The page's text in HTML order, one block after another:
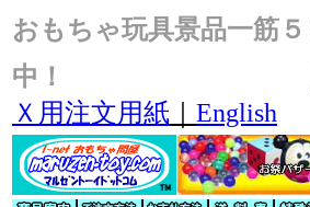
おもちゃ玩具景品一筋
中！
Ｘ用注文用紙
English